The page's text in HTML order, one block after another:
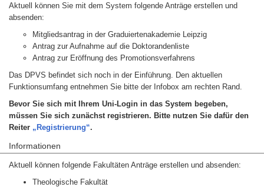
Aktuell können Sie mit dem System folgende Anträge erstellen und
absenden:
Mitgliedsantrag in der Graduiertenakademie Leipzig
Antrag zur Aufnahme auf die Doktorandenliste
Antrag zur Eröffnung des Promotionsverfahrens
Das DPVS befindet sich noch in der Einführung. Den aktuellen
Funktionsumfang entnehmen Sie bitte der Infobox am rechten Rand.
Bevor Sie sich mit Ihrem Uni-Login in das System begeben,
müssen Sie sich zunächst registrieren. Bitte nutzen Sie dafür den
Reiter „Registrierung“.
Informationen
Aktuell können folgende Fakultäten Anträge erstellen und absenden:
Theologische Fakultät